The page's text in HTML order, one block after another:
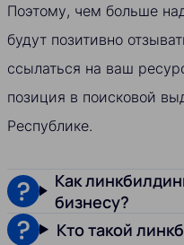
Поэтому, чем больше
будут позитивно
ссылаться на ваш
позиция в поисковой
Республике.
Как
бизнесу?
Кто такой